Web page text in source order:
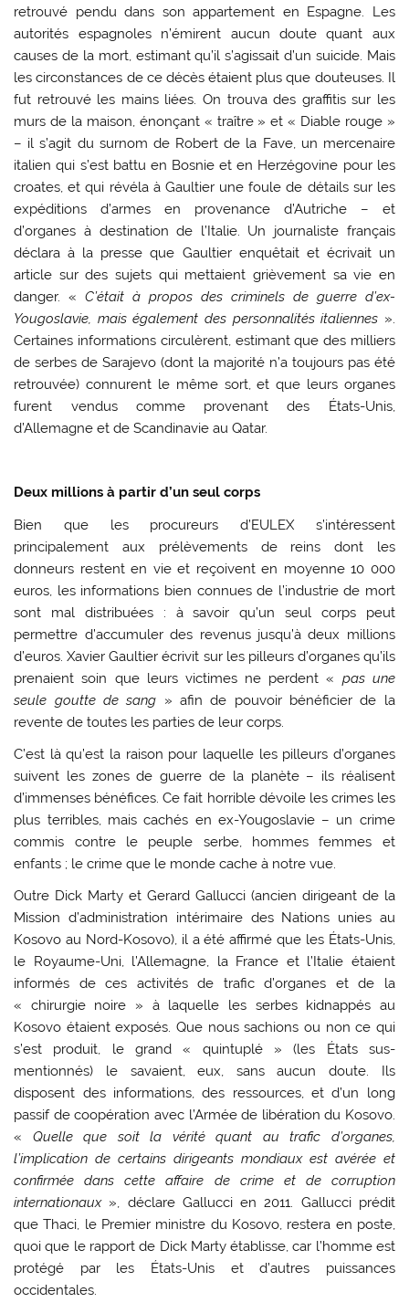
retrouvé pendu dans son appartement en Espagne. Les
autorités espagnoles n’émirent aucun doute quant aux
causes de la mort, estimant qu’il s’agissait d’un suicide. Mais
les circonstances de ce décès étaient plus que douteuses. Il
fut retrouvé les mains liées. On trouva des graffitis sur les
murs de la maison, énonçant « traître » et « Diable rouge »
– il s’agit du surnom de Robert de la Fave, un mercenaire
italien qui s’est battu en Bosnie et en Herzégovine pour les
croates, et qui révéla à Gaultier une foule de détails sur les
expéditions d’armes en provenance d’Autriche – et
d’organes à destination de l’Italie. Un journaliste français
déclara à la presse que Gaultier enquêtait et écrivait un
article sur des sujets qui mettaient grièvement sa vie en
danger. «C’était à propos des criminels de guerre d’ex-
Yougoslavie, mais également des personnalités italiennes ».
Certaines informations circulèrent, estimant que des milliers
de serbes de Sarajevo (dont la majorité n’a toujours pas été
retrouvée) connurent le même sort, et que leurs organes
furent vendus comme provenant des États-Unis,
d’Allemagne et de Scandinavie au Qatar.
Deux millions à partir d’un seul corps
Bien que les procureurs d’EULEX s’intéressent
principalement aux prélèvements de reins dont les
donneurs restent en vie et reçoivent en moyenne 10 000
euros, les informations bien connues de l’industrie de mort
sont mal distribuées : à savoir qu’un seul corps peut
permettre d’accumuler des revenus jusqu’à deux millions
d’euros. Xavier Gaultier écrivit sur les pilleurs d’organes qu’ils
prenaient soin que leurs victimes ne perdent « pas une
seule goutte de sang » afin de pouvoir bénéficier de la
revente de toutes les parties de leur corps.
C’est là qu’est la raison pour laquelle les pilleurs d’organes
suivent les zones de guerre de la planète – ils réalisent
d’immenses bénéfices. Ce fait horrible dévoile les crimes les
plus terribles, mais cachés en ex-Yougoslavie – un crime
commis contre le peuple serbe, hommes femmes et
enfants ; le crime que le monde cache à notre vue.
Outre Dick Marty et Gerard Gallucci (ancien dirigeant de la
Mission d’administration intérimaire des Nations unies au
Kosovo au Nord-Kosovo), il a été affirmé que les États-Unis,
le Royaume-Uni, l’Allemagne, la France et l’Italie étaient
informés de ces activités de trafic d’organes et de la
« chirurgie noire » à laquelle les serbes kidnappés au
Kosovo étaient exposés. Que nous sachions ou non ce qui
s’est produit, le grand « quintuplé » (les États sus-
mentionnés) le savaient, eux, sans aucun doute. Ils
disposent des informations, des ressources, et d’un long
passif de coopération avec l’Armée de libération du Kosovo.
« Quelle que soit la vérité quant au trafic d’organes,
l’implication de certains dirigeants mondiaux est avérée et
confirmée dans cette affaire de crime et de corruption
internationaux», déclare Gallucci en 2011. Gallucci prédit
que Thaci, le Premier ministre du Kosovo, restera en poste,
quoi que le rapport de Dick Marty établisse, car l’homme est
protégé par les États-Unis et d’autres puissances
occidentales.